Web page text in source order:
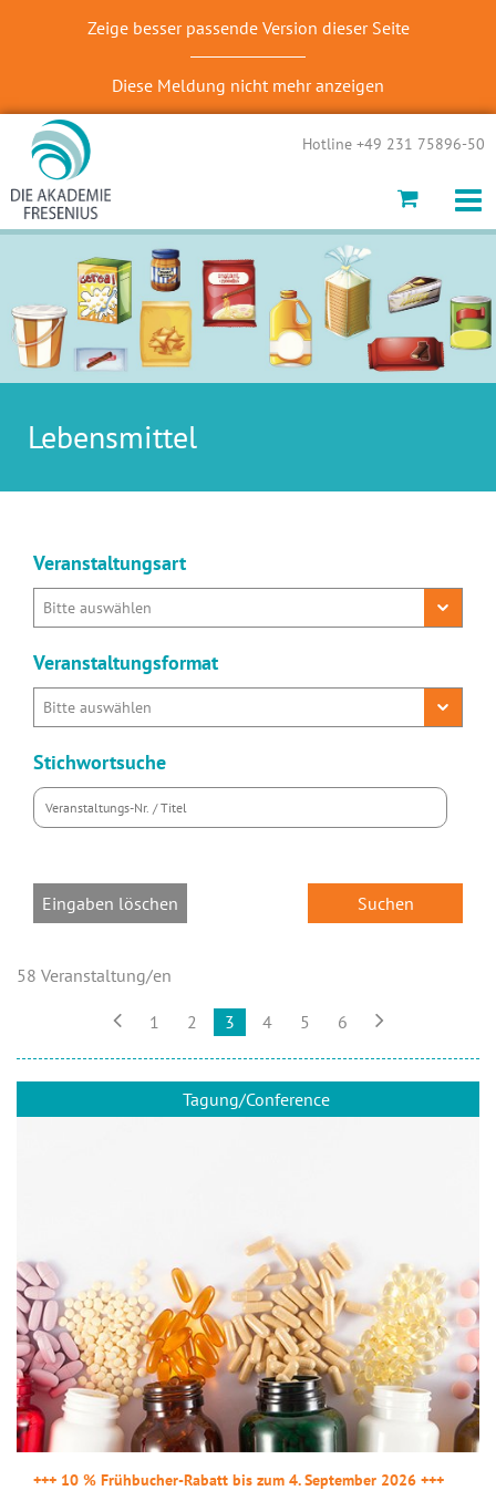
Zeige besser passende Version dieser Seite
Diese Meldung nicht mehr anzeigen
Hotline +49 231 75896-50
Lebensmittel
Veranstaltungsart
Veranstaltungsformat
Stichwortsuche
Eingaben löschen
58 Veranstaltung/en
 1 2 3 4 5 6 
Tagung/Conference
+++ 10 % Frühbucher-Rabatt bis zum 4. September 2026 +++